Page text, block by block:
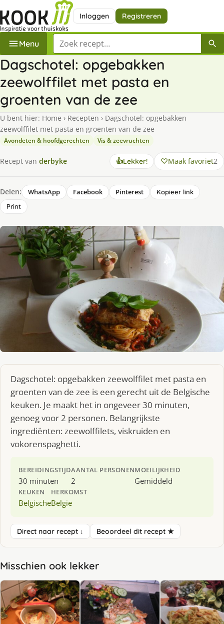
Inloggen Registreren
Menu Zoek een recept
Dagschotel: opgebakken
zeewolffilet met pasta en
groenten van de zee
U bent hier: Home › Recepten › Dagschotel: opgebakken
zeewolffilet met pasta en groenten van de zee
Avondeten & hoofdgerechten Vis & zeevruchten
Recept van derbyke 👍Lekker! Maak favoriet2
Delen: WhatsApp Facebook Pinterest
Kopieer link
Print
Dagschotel: opgebakken zeewolffilet met pasta en
groenten van de zee is een gerecht uit de Belgische
keuken. Je maakt het in ongeveer 30 minuten,
genoeg voor 2 personen. Belangrijkste
ingrediënten: zeewolffilets, viskruiden en
vokorenspaghetti.
BEREIDINGSTIJD
30 minuten
AANTAL PERSONEN
2
MOEILIJKHEID
Gemiddeld
KEUKEN
Belgische
HERKOMST
Belgie
Direct naar recept ↓ Beoordeel dit recept ★
Misschien ook lekker